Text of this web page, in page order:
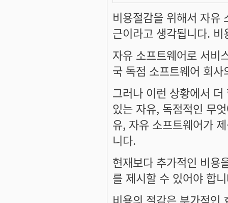
비용절감을 위해서 자유
근이라고 생각됩니다.
자유 소프트웨어로 서비
국 독점 소프트웨어 회
그러나 이런 상황에서
있는 자유, 독점적인 무
유, 자유 소프트웨어가
니다.
현재보다 추가적인 비용
를 제시할 수 있어야 합
비용의 절감은 부가적인